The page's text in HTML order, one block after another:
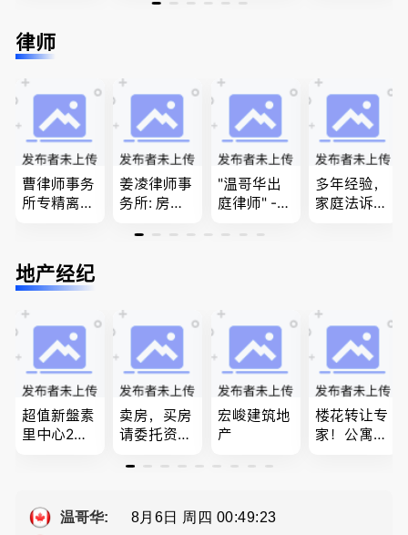
免费咨询各
类疑难签证
团聚，投资
移民以及各
类省提名和
技术移民
责、全程跟
签证,工作
问题
民和魁北克
PEQ60472
08731
律师
曹律师事务
所专精离
经济纠纷，
財產分割，
买卖
姜凌律师事
务所: 房产
件。婚姻
"温哥华出
庭律师" -
务所 - 劳动
纠纷，审判
多年经验，
家庭法诉
语，列治文
陈卓律师事
务所 (ATA L
aw Corpor
ation)
地产经纪
超值新盤素
里中心2房1
-689-5519
卖房，买房
请委托资深
Summer Sh
评
宏峻建筑地
产
楼花转让专
家！公寓销
温哥华:
8月6日 周四 00:49:24